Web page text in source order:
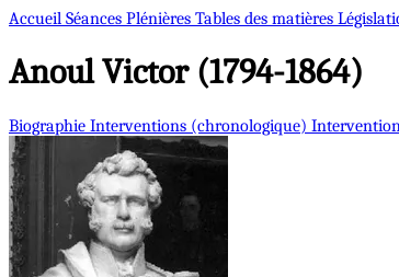
Accueil Séances Plénières Tables des matières
AnoulVictor (1794-1864)
Biographie Interventions (chronologique)